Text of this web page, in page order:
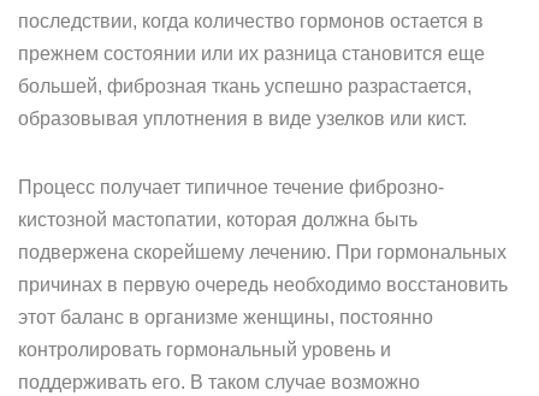
последствии, когда количество гормонов остается в
прежнем состоянии или их разница становится еще
большей, фиброзная ткань успешно разрастается,
образовывая уплотнения в виде узелков или кист.
Процесс получает типичное течение фиброзно-
кистозной мастопатии, которая должна быть
подвержена скорейшему лечению. При гормональных
причинах в первую очередь необходимо восстановить
этот баланс в организме женщины, постоянно
контролировать гормональный уровень и
поддерживать его. В таком случае возможно